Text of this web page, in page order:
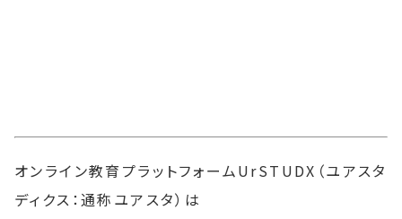
オンライン教育プラットフォームUrSTUDX（ユアスタ
ディクス：通称ユアスタ）は